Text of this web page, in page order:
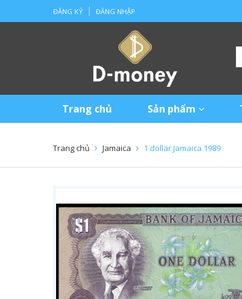
ĐĂNG KÝ ĐĂNG NHẬP
Trang chủ Sản phẩm
Trang chủ Jamaica 1 dollar Jamaica 1989